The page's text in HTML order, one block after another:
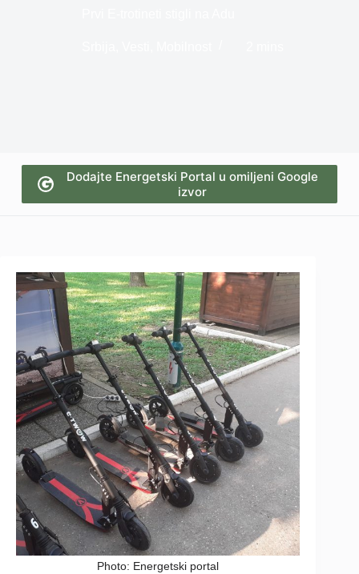
Dodajte Energetski Portal u omiljeni Google
izvor
Photo: Energetski portal